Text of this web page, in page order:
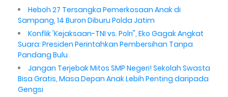
Heboh 27 Tersangka Pemerkosaan Anak di
Sampang, 14 Buron Diburu Polda Jatim
Konflik 'Kejaksaan-TNI vs. Polri", Eko Gagak Angkat
Suara: Presiden Perintahkan Pembersihan Tanpa
Pandang Bulu
Jangan Terjebak Mitos SMP Negeri! Sekolah Swasta
Bisa Gratis, Masa Depan Anak Lebih Penting daripada
Gengsi